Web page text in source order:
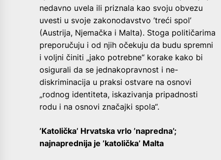
nedavno uvela ili priznala kao svoju obvezu
uvesti u svoje zakonodavstvo ’treći spol’
(Austrija, Njemačka i Malta). Stoga političarima
preporučuju i od njih očekuju da budu spremni
i voljni činiti „jako potrebne“ korake kako bi
osigurali da se jednakopravnost i ne-
diskriminacija u praksi ostvare na osnovi
„rodnog identiteta, iskazivanja pripadnosti
rodu i na osnovi značajki spola“.
’Katolička’ Hrvatska vrlo ’napredna’;
najnaprednija je ’katolička’ Malta